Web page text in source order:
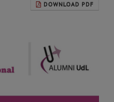
DOWNLOAD PDF